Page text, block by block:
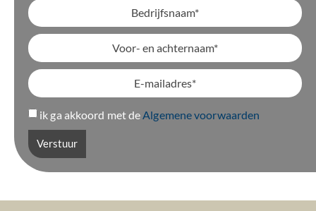
ik ga akkoord met de Algemene voorwaarden
Verstuur